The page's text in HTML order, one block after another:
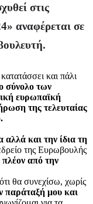
στις
αναφέρεται σε
και πάλι
σύνολο των
ευρωπαϊκή
της τελευταίας
αλλά και την ίδια τη
της Ευρωβουλής
από την
θα συνεχίσω, χωρίς
παράταξή μου και